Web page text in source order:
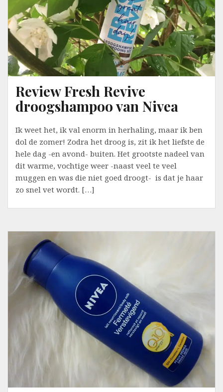
Review Fresh Revive
droogshampoo van Nivea
Ik weet het, ik val enorm in herhaling, maar ik ben
dol de zomer! Zodra het droog is, zit ik het liefste de
hele dag -en avond- buiten. Het grootste nadeel van
dit warme, vochtige weer -naast veel te veel
muggen en was die niet goed droogt- is dat je haar
zo snel vet wordt. […]